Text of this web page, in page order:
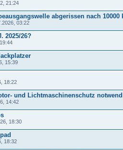
21:24
abgerissen nach 10000
03:22
2025/26?
15:39
18:22
und Lichtmaschinenschutz
14:42
18:30
18:32